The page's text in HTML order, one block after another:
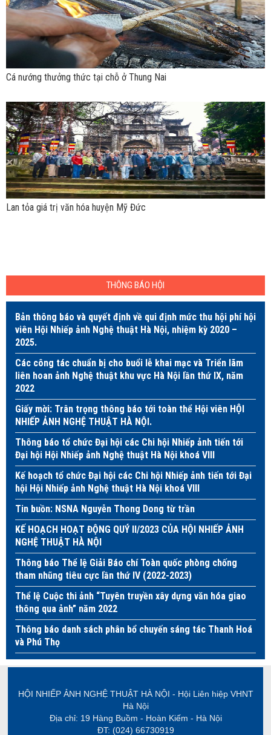
Cá nướng thưởng thức tại chỗ ở Thung Nai
Lan tỏa giá trị văn hóa huyện Mỹ Đức
THÔNG BÁO HỘI
Bản thông báo và quyết định về qui định mức thu hội phí hội
viên Hội Nhiếp ảnh Nghệ thuật Hà Nội, nhiệm kỳ 2020 –
2025.
Các công tác chuẩn bị cho buổi lễ khai mạc và Triển lãm
liên hoan ảnh Nghệ thuật khu vực Hà Nội lần thứ IX, năm
2022
Giấy mời: Trân trọng thông báo tới toàn thể Hội viên HỘI
NHIẾP ẢNH NGHỆ THUẬT HÀ NỘI.
Thông báo tổ chức Đại hội các Chi hội Nhiếp ảnh tiến tới
Đại hội Hội Nhiếp ảnh Nghệ thuật Hà Nội khoá VIII
Kế hoạch tổ chức Đại hội các Chi hội Nhiếp ảnh tiến tới Đại
hội Hội Nhiếp ảnh Nghệ thuật Hà Nội khoá VIII
Tin buồn: NSNA Nguyễn Thong Dong từ trần
KẾ HOẠCH HOẠT ĐỘNG QUÝ II/2023 CỦA HỘI NHIẾP ẢNH
NGHỆ THUẬT HÀ NỘI
Thông báo Thể lệ Giải Báo chí Toàn quốc phòng chống
tham nhũng tiêu cực lần thứ IV (2022-2023)
Thể lệ Cuộc thi ảnh “Tuyên truyền xây dựng văn hóa giao
thông qua ảnh” năm 2022
Thông báo danh sách phân bổ chuyến sáng tác Thanh Hoá
và Phú Thọ
HỘI NHIẾP ẢNH NGHỆ THUẬT HÀ NỘI - Hội Liên hiệp VHNT
Hà Nội
Địa chỉ: 19 Hàng Buồm - Hoàn Kiếm - Hà Nội
ĐT: (024) 66730919